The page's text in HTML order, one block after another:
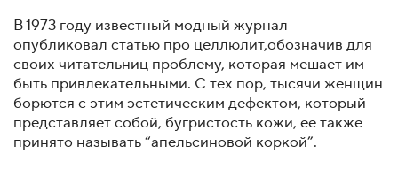
В 1973 году известный модный журнал
опубликовал статью про целлюлит,обозначив для
своих читательниц проблему, которая мешает им
быть привлекательными. С тех пор, тысячи женщин
борются с этим эстетическим дефектом, который
представляет собой, бугристость кожи, ее также
принято называть “апельсиновой коркой”.